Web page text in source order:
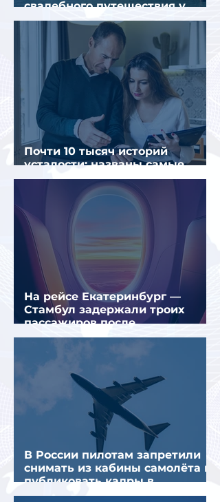
свадебного путешествия у
россиян
Почти 10 тысяч историй
усталости: названы самые
уставшие россияне
На рейсе Екатеринбург —
Стамбул задержали троих
пассажиров после
предполагаемой серии краж
В России пилотам запретили
снимать из кабины самолёта и
публиковать кадры в
интернете